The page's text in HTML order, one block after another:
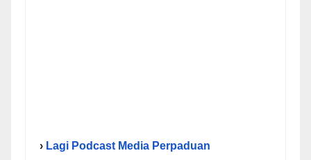
› Lagi Podcast Media Perpaduan